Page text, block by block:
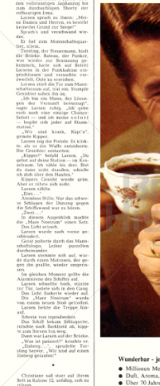
JACOBS KAFFEE